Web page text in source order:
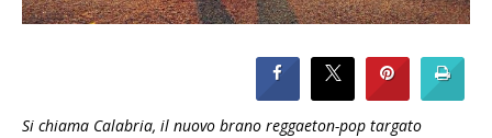
Si chiama Calabria, il nuovo brano reggaeton-pop targato